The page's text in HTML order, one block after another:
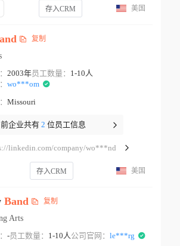
存入CRM 美国
复制
2003年员工数量： 1-10人
wo***om
Missouri
企业共有 2 位员工信息
linkedin.com/company/wo***nd
存入CRM 美国
Band 复制
Arts
-员工数量： 1-10人公司官网： le***rg